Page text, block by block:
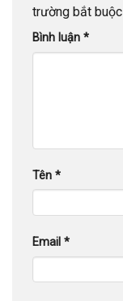
trường bắt
Bình luận *
Tên *
Email *